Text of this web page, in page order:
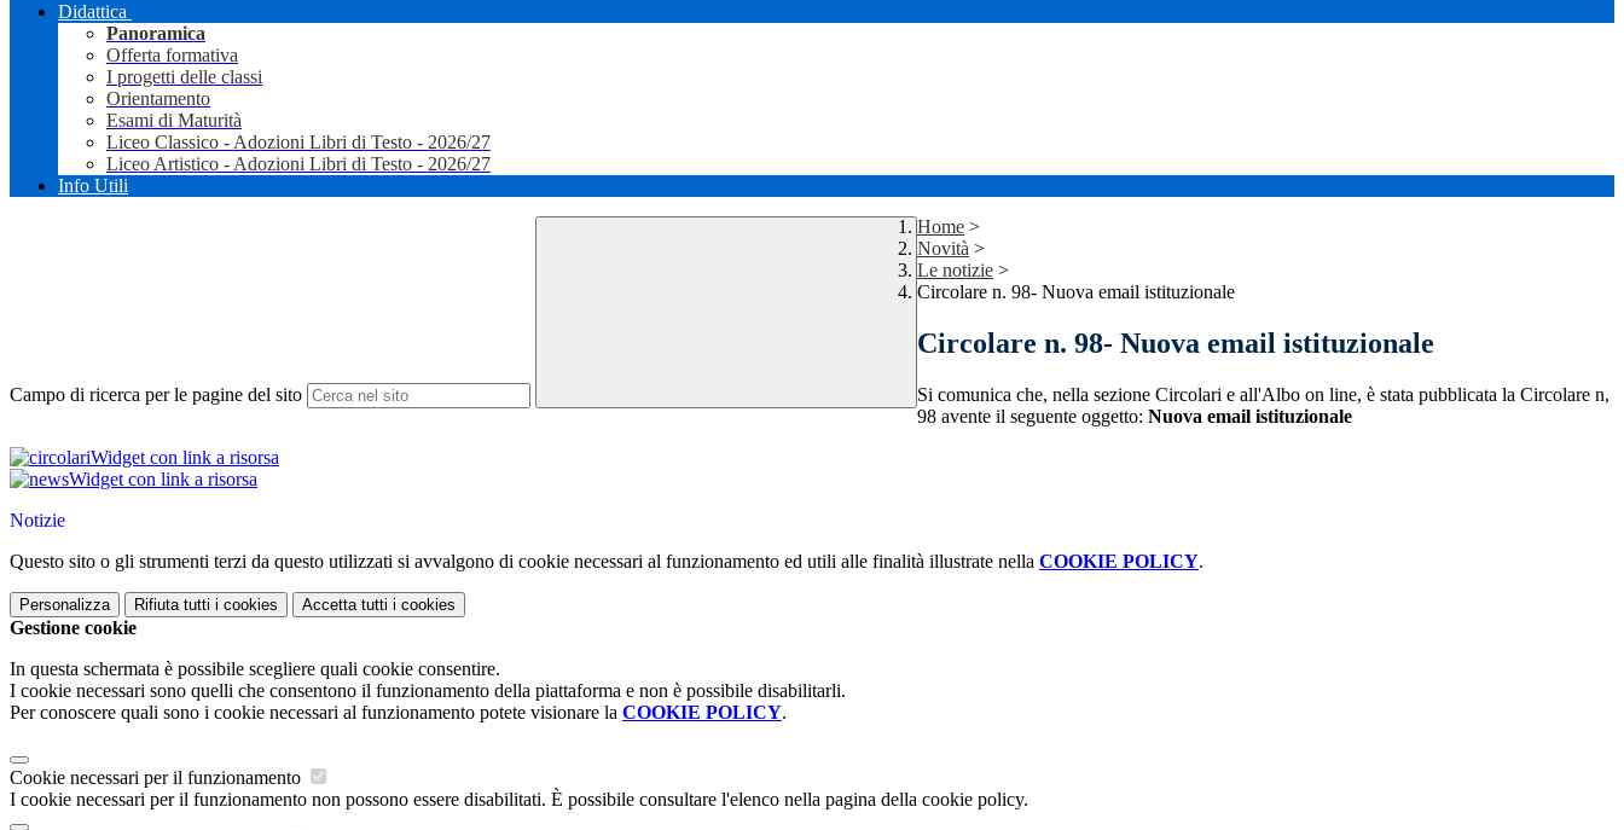
Didattica
Panoramica
Offerta formativa
I progetti delle classi
Orientamento
Esami di Maturità
Liceo Classico - Adozioni Libri di Testo - 2026/27
Liceo Artistico - Adozioni Libri di Testo - 2026/27
Info Utili
Campo di ricerca per le pagine del sito
Home >
Novità >
Le notizie >
Circolare n. 98- Nuova email istituzionale
Circolare n. 98- Nuova email istituzionale
Si comunica che, nella sezione Circolari e all'Albo on line, è stata pubblicata la Circolare n,
98 avente il seguente oggetto: Nuova email istituzionale
Widget con link a risorsa
Widget con link a risorsa
Notizie
Questo sito o gli strumenti terzi da questo utilizzati si avvalgono di cookie necessari al funzionamento ed utili alle finalità illustrate nella COOKIE POLICY.
Personalizza Rifiuta tutti i cookies Accetta tutti i cookies
Gestione cookie
In questa schermata è possibile scegliere quali cookie consentire.
I cookie necessari sono quelli che consentono il funzionamento della piattaforma e non è possibile disabilitarli.
Per conoscere quali sono i cookie necessari al funzionamento potete visionare la COOKIE POLICY.
Cookie necessari per il funzionamento
I cookie necessari per il funzionamento non possono essere disabilitati. È possibile consultare l'elenco nella pagina della cookie policy.